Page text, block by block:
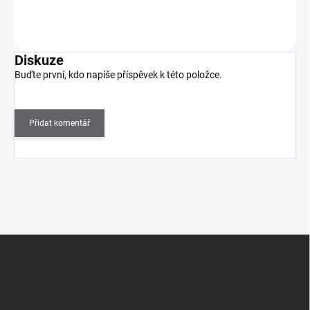
Diskuze
Buďte první, kdo napíše příspěvek k této položce.
Přidat komentář